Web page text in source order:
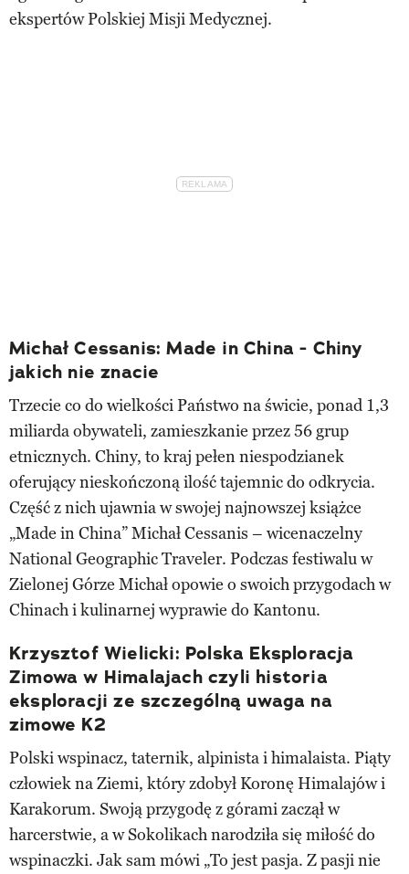
ekspertów Polskiej Misji Medycznej.
Michał Cessanis: Made in China - Chiny
jakich nie znacie
Trzecie co do wielkości Państwo na świcie, ponad 1,3
miliarda obywateli, zamieszkanie przez 56 grup
etnicznych. Chiny, to kraj pełen niespodzianek
oferujący nieskończoną ilość tajemnic do odkrycia.
Część z nich ujawnia w swojej najnowszej książce
„Made in China” Michał Cessanis – wicenaczelny
National Geographic Traveler. Podczas festiwalu w
Zielonej Górze Michał opowie o swoich przygodach w
Chinach i kulinarnej wyprawie do Kantonu.
Krzysztof Wielicki: Polska Eksploracja
Zimowa w Himalajach czyli historia
eksploracji ze szczególną uwaga na
zimowe K2
Polski wspinacz, taternik, alpinista i himalaista. Piąty
człowiek na Ziemi, który zdobył Koronę Himalajów i
Karakorum. Swoją przygodę z górami zaczął w
harcerstwie, a w Sokolikach narodziła się miłość do
wspinaczki. Jak sam mówi „To jest pasja. Z pasji nie